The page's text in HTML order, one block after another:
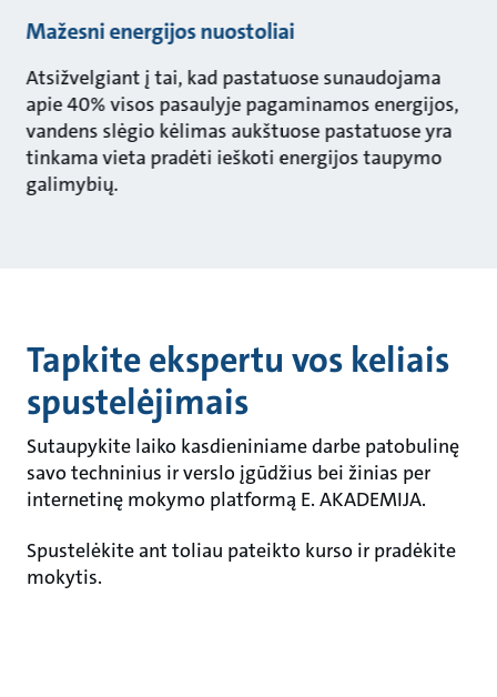
Mažesni energijos nuostoliai
Atsižvelgiant į tai, kad pastatuose sunaudojama
apie 40% visos pasaulyje pagaminamos energijos,
vandens slėgio kėlimas aukštuose pastatuose yra
tinkama vieta pradėti ieškoti energijos taupymo
galimybių.
Tapkite ekspertu vos keliais
spustelėjimais
Sutaupykite laiko kasdieniniame darbe patobulinę
savo techninius ir verslo įgūdžius bei žinias per
internetinę mokymo platformą E. AKADEMIJA.
Spustelėkite ant toliau pateikto kurso ir pradėkite
mokytis.